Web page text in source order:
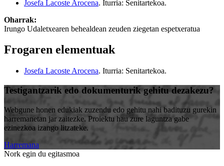
Josefa Lacoste Arocena. Iturria: Senitartekoa.
Oharrak:
Irungo Udaletxearen behealdean zeuden ziegetan espetxeratua
Frogaren elementuak
Josefa Lacoste Arocena. Iturria: Senitartekoa.
Testigantzarik edo dokumenturik gehitu dezakezu?
Webgune honen edukiak zuzendu edo gehitu nahi badituzu gurekin
harremanetan jar zaitezke. Proiektu hau zure laguntza gabe
ezinezkoa izango litzateke.
Harremana
Nork egin du egitasmoa